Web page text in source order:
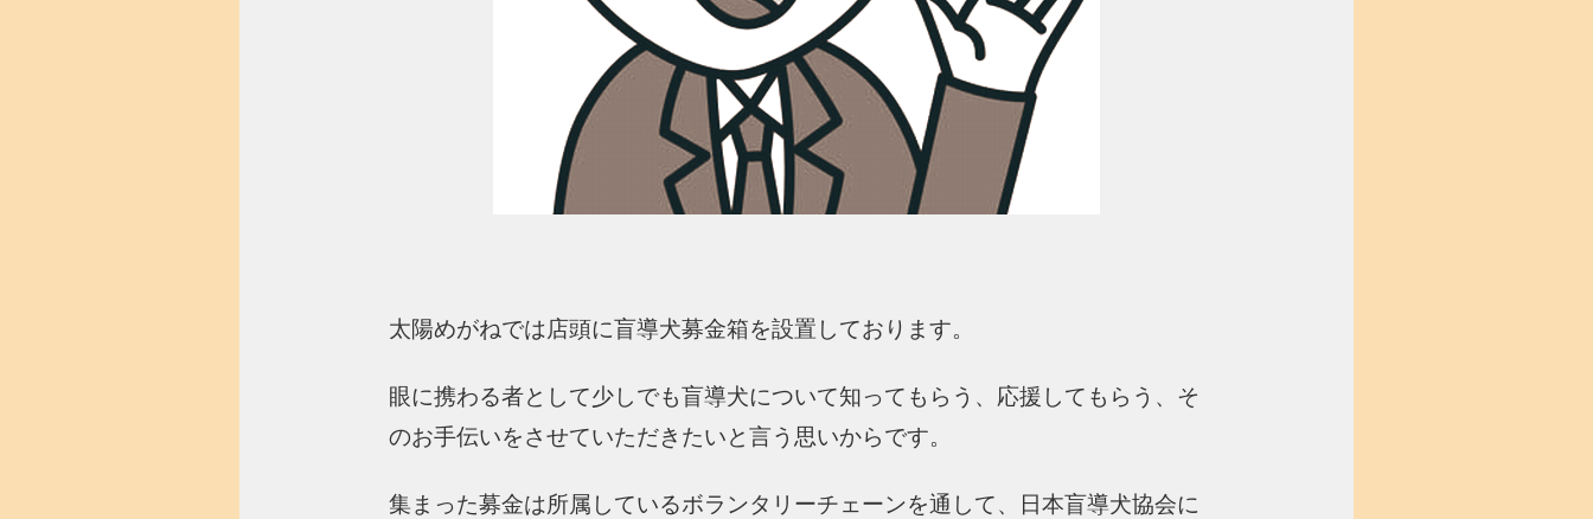
太陽めがねでは店頭に盲導犬募金箱を設置しております。
眼に携わる者として少しでも盲導犬について知ってもらう、応援してもらう、そ
のお手伝いをさせていただきたいと言う思いからです。
集まった募金は所属しているボランタリーチェーンを通して、日本盲導犬協会に